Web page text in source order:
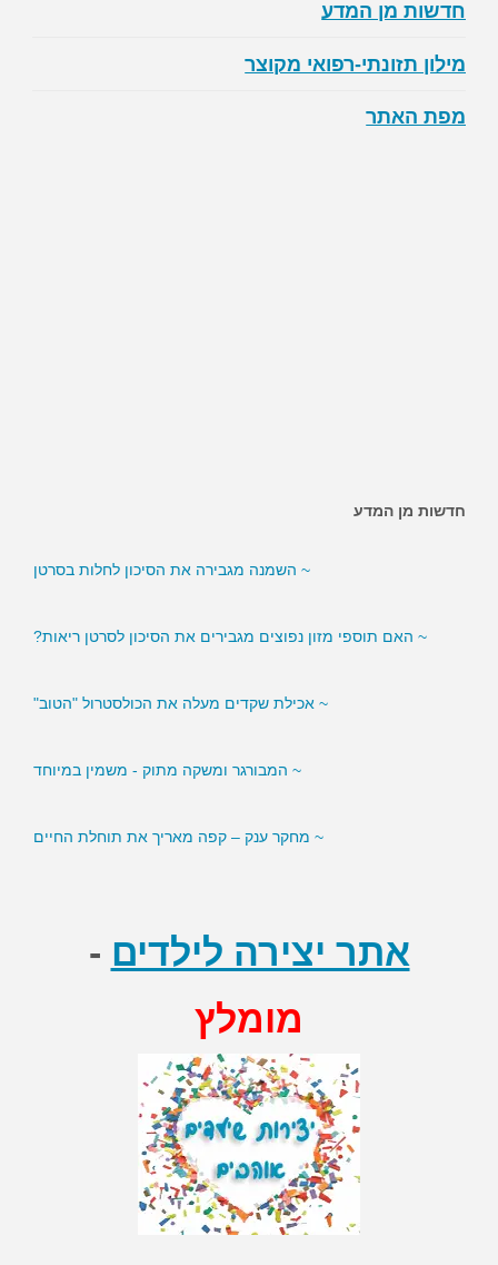
חדשות מן המדע
מילון תזונתי-רפואי מקוצר
מפת האתר
חדשות מן המדע
~ השמנה מגבירה את הסיכון לחלות בסרטן
~ האם תוספי מזון נפוצים מגבירים את הסיכון לסרטן ריאות?
~ אכילת שקדים מעלה את הכולסטרול "הטוב"
~ המבורגר ומשקה מתוק - משמין במיוחד
~ מחקר ענק – קפה מאריך את תוחלת החיים
אתר יצירה לילדים -
מומלץ